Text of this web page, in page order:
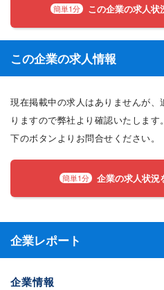
簡単1分 この企業の求人状
企業レポート
企業情報
この企業の求人情報
現在掲載中の求人はありませんが
りますので弊社より確認いたします。
下のボタンよりお問合せください。
簡単1分 企業の求人状況